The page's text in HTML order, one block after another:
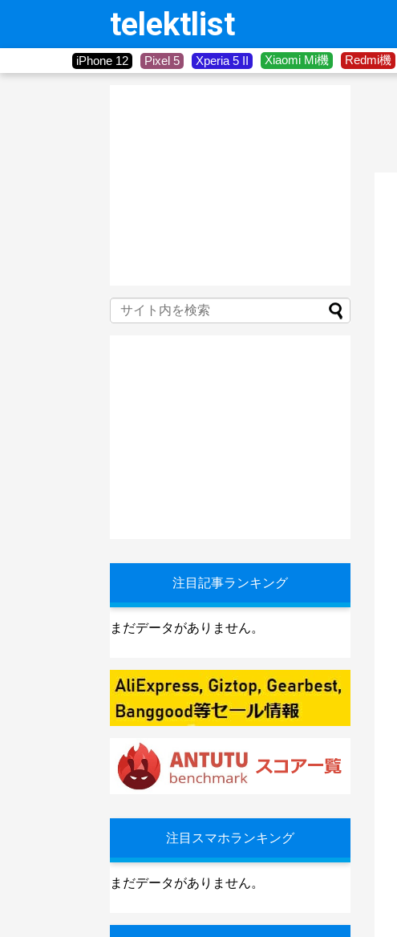
telektlist
iPhone 12 Pixel 5 Xperia 5 II Xiaomi Mi機 Redmi機
注目記事ランキング
まだデータがありません。
注目スマホランキング
まだデータがありません。